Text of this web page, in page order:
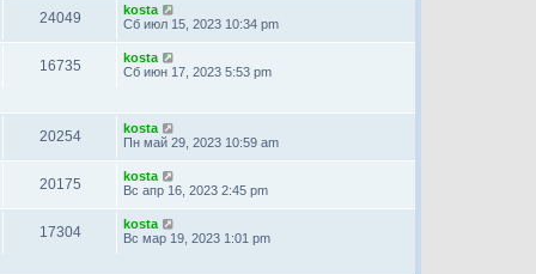
24049
kosta
Сб июл 15, 2023 10:34 pm
16735
kosta
Сб июн 17, 2023 5:53 pm
20254
kosta
Пн май 29, 2023 10:59 am
20175
kosta
Вс апр 16, 2023 2:45 pm
17304
kosta
Вс мар 19, 2023 1:01 pm